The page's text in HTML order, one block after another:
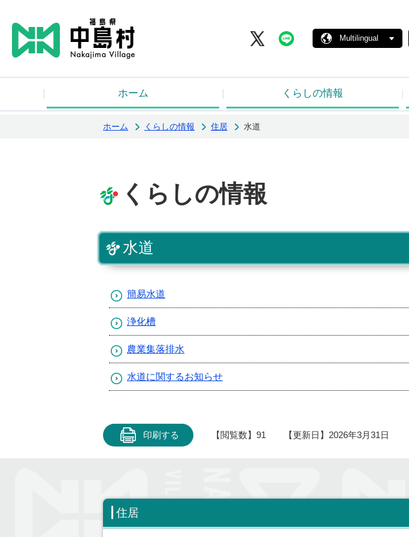
Multilingual
ホーム くらしの情報
ホーム くらしの情報 住居 水道
くらしの情報
水道
簡易水道
浄化槽
農業集落排水
水道に関するお知らせ
印刷する 【閲覧数】 91 【更新日】 2026年3月31日
住居